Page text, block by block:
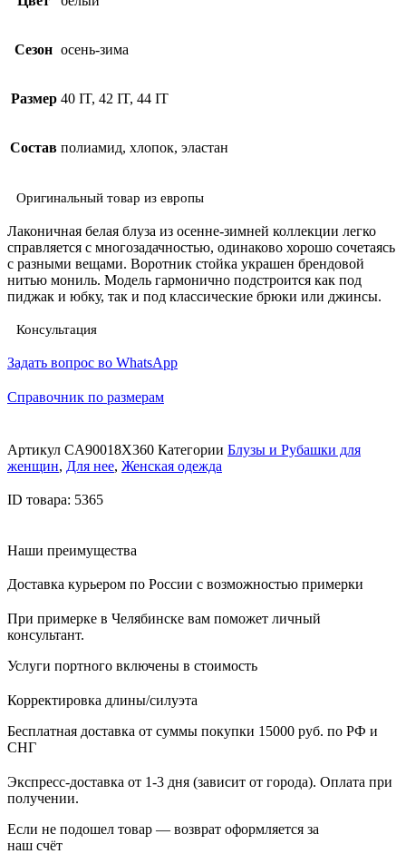
Сезон осень-зима
Размер 40 IT, 42 IT, 44 IT
Состав полиамид, хлопок, эластан
Оригинальный товар из европы
Лаконичная белая блуза из осенне-зимней коллекции легко
справляется с многозадачностью, одинаково хорошо сочетаясь
с разными вещами. Воротник стойка украшен брендовой
нитью мониль. Модель гармонично подстроится как под
пиджак и юбку, так и под классические брюки или джинсы.
Консультация
Задать вопрос во WhatsApp
Справочник по размерам
Артикул CA90018X360 Категории Блузы и Рубашки для
женщин, Для нее, Женская одежда
ID товара: 5365
Наши преимущества
Доставка курьером по России с возможностью примерки
При примерке в Челябинске вам поможет личный
консультант.
Услуги портного включены в стоимость
Корректировка длины/силуэта
Бесплатная доставка от суммы покупки 15000 руб. по РФ и
СНГ
Экспресс-доставка от 1-3 дня (зависит от города). Оплата при
получении.
Если не подошел товар — возврат оформляется за
наш счёт